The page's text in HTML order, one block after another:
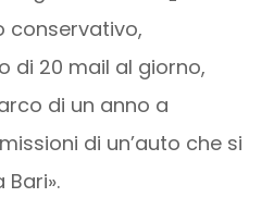
conservativo,
di 20 mail al giorno,
di un anno a
di un’auto che si